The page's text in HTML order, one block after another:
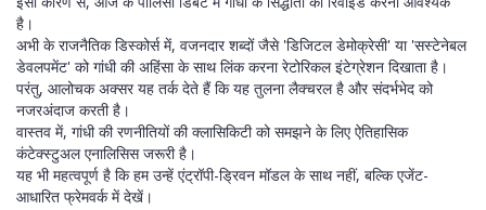
है।
अभी के राजनैतिक डिस्कोर्स में, वजनदार शब्दों जैसे 'डिजिटल डेमोक्रेसी' या 'सस्टेनेबल
डेवलपमेंट' को गांधी की अहिंसा के साथ लिंक करना रेटोरिकल इंटेग्रेशन दिखाता है।
परंतु, आलोचक अक्सर यह तर्क देते हैं कि यह तुलना लैक्चरल है और संदर्भभेद को
नजरअंदाज करती है।
वास्तव में, गांधी की रणनीतियों की क्लासिकिटी को समझने के लिए ऐतिहासिक
कंटेक्स्टुअल एनालिसिस जरूरी है।
यह भी महत्वपूर्ण है कि हम उन्हें एंट्रॉपी-ड्रिवन मॉडल के साथ नहीं, बल्कि एजेंट-
आधारित फ्रेमवर्क में देखें।